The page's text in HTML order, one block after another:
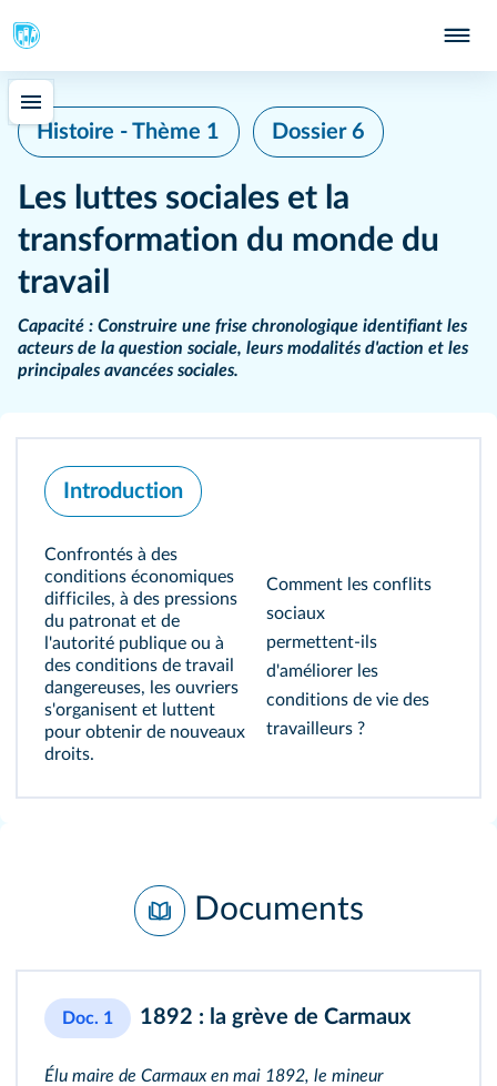
Histoire - Thème 1 Dossier 6
Les luttes sociales et la
transformation du monde du
travail
Capacité : Construire une frise chronologique identifiant les
acteurs de la question sociale, leurs modalités d'action et les
principales avancées sociales.
Introduction
Confrontés à des
conditions économiques
difficiles, à des pressions
du patronat et de
l'autorité publique ou à
des conditions de travail
dangereuses, les ouvriers
s'organisent et luttent
pour obtenir de nouveaux
droits.
Comment les conflits
sociaux
permettent‑ils
d'améliorer les
conditions de vie des
travailleurs ?
Documents
Doc. 1 1892 : la grève de Carmaux
Élu maire de Carmaux en mai 1892, le mineur